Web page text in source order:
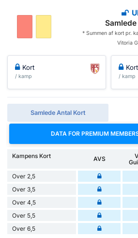
* Summen af ​​kort pr.
Vitoria
Kort
/ kamp
Kort
/ kamp
Samlede Antal Kort
DATA FOR PREMIUM
Kampens Kort AVS
Over 2,5
Over 3,5
Over 4,5
Over 5,5
Over 6,5